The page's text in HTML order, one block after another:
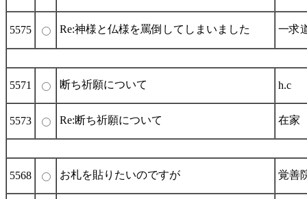
5575 Re:神様と仏様を罵倒してしまいました 一求
5571 断ち祈願について h.c
5573 Re:断ち祈願について 在家
5568 お札を貼りたいのですが 覚善